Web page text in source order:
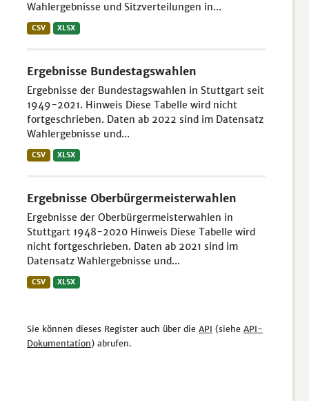
Wahlergebnisse und Sitzverteilungen in...
CSV XLSX
Ergebnisse Bundestagswahlen
Ergebnisse der Bundestagswahlen in Stuttgart seit
1949-2021. Hinweis Diese Tabelle wird nicht
fortgeschrieben. Daten ab 2022 sind im Datensatz
Wahlergebnisse und...
CSV XLSX
Ergebnisse Oberbürgermeisterwahlen
Ergebnisse der Oberbürgermeisterwahlen in
Stuttgart 1948-2020 Hinweis Diese Tabelle wird
nicht fortgeschrieben. Daten ab 2021 sind im
Datensatz Wahlergebnisse und...
CSV XLSX
Sie können dieses Register auch über die API (siehe API-
Dokumentation) abrufen.